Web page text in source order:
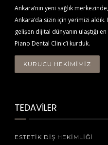
Ankara’nın yeni sağlık
Ankara’da sizin için yerimizi
gelişen dijital dünyanın ulaştığı
Piano Dental Clinic’i kurduk.
KURUCU HEKİMİMİZ
TEDAVİLER
ESTETIK DIŞ HEKIMLIĞI